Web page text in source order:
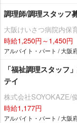
調理師/調理スタッフ
大阪けいさつ病院内保
時給1,250円～1,450円
アルバイト・パート / 大阪
「福祉調理スタッフ
テイ
株式会社SOYOKAZE/
時給1,177円
アルバイト・パート / 大阪